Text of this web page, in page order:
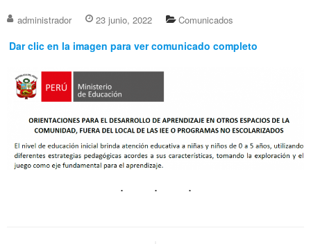
administrador 23 junio, 2022 Comunicados
Dar clic en la imagen para ver comunicado completo